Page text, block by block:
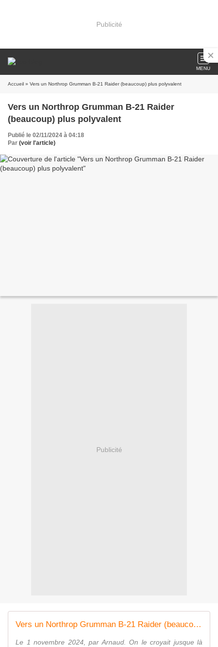
Publicité
MENU
Accueil » Vers un Northrop Grumman B-21 Raider (beaucoup) plus polyvalent
Vers un Northrop Grumman B-21 Raider
(beaucoup) plus polyvalent
Publié le 02/11/2024 à 04:18
Par (voir l'article)
Publicité
Vers un Northrop Grumman B-21 Raider (beaucoup) plus polyvalent. - avionslegendaires.net
Le 1 novembre 2024, par Arnaud. On le croyait jusque là